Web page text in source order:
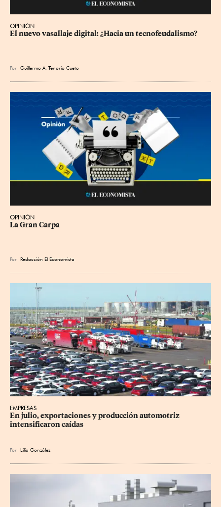
OPINIÓN
El nuevo vasallaje digital: ¿Hacia un tecnofeudalismo?
Por Guillermo A. Tenorio Cueto
OPINIÓN
La Gran Carpa
Por Redacción El Economista
EMPRESAS
En julio, exportaciones y producción automotriz
intensificaron caídas
Por Lilia González